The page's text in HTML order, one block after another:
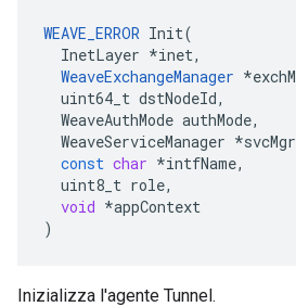
WEAVE_ERROR Init(
InetLayer *inet,
WeaveExchangeManager *
uint64_t dstNodeId,
WeaveAuthMode authMode,
WeaveServiceManager *svcMgr
const char *intfName,
uint8_t role,
void *appContext
)
Inizializza l'agente Tunnel.